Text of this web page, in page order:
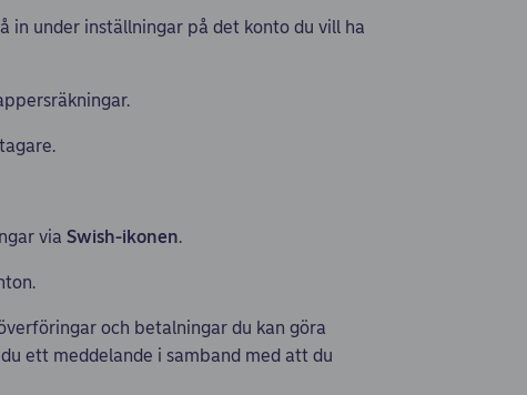
in under inställningar på det konto du vill ha
via Swish-ikonen.
och betalningar du kan göra
ett meddelande i samband med att du